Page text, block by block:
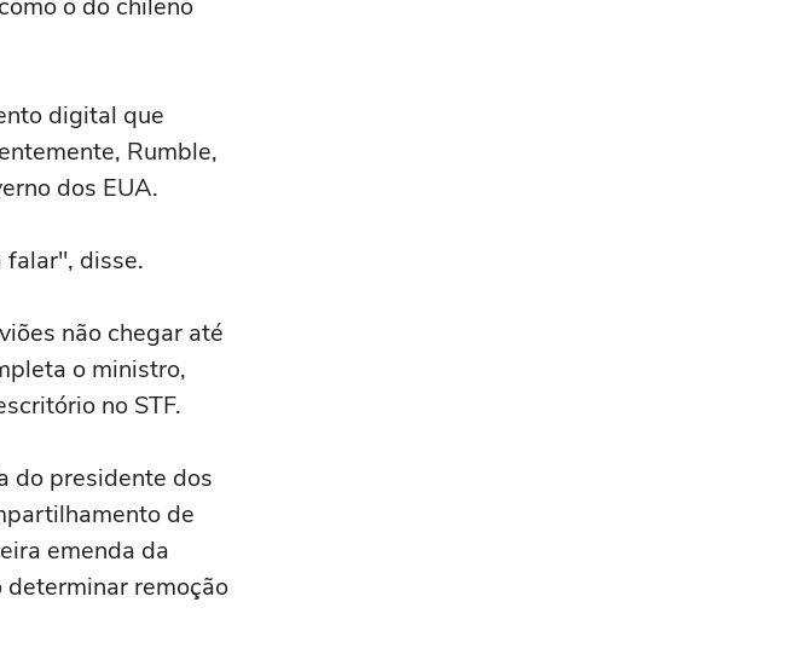
o do chileno
digital que
Rumble,
dos EUA.
falar", disse.
não chegar até
o ministro,
no STF.
do presidente dos
de
emenda da
remoção